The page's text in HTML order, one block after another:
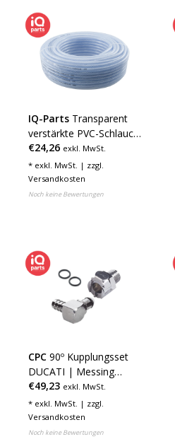
IQ-Parts Transparent
verstärkte PVC-Schlauch
auf rolle
€24,26 exkl. MwSt.
* exkl. MwSt. | zzgl.
Versandkosten
Noch keine Bewertungen
CPC 90º Kupplungsset
DUCATI | Messing
verchromt | 1/4" NPT -
Schlauchanschluß 8 - 10
mm
€49,23 exkl. MwSt.
* exkl. MwSt. | zzgl.
Versandkosten
Noch keine Bewertungen